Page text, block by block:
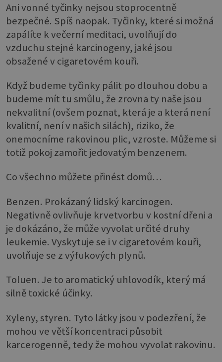
Ani vonné tyčinky nejsou stoprocentně
bezpečné. Spíš naopak. Tyčinky, které si možná
zapálíte k večerní meditaci, uvolňují do
vzduchu stejné karcinogeny, jaké jsou
obsažené v cigaretovém kouři.
Když budeme tyčinky pálit po dlouhou dobu a
budeme mít tu smůlu, že zrovna ty naše jsou
nekvalitní (ovšem poznat, která je a která není
kvalitní, není v našich silách), riziko, že
onemocníme rakovinou plic, vzroste. Můžeme si
totiž pokoj zamořit jedovatým benzenem.
Co všechno můžete přinést domů…
Benzen. Prokázaný lidský karcinogen.
Negativně ovlivňuje krvetvorbu v kostní dřeni a
je dokázáno, že může vyvolat určité druhy
leukemie. Vyskytuje se i v cigaretovém kouři,
uvolňuje se z výfukových plynů.
Toluen. Je to aromatický uhlovodík, který má
silně toxické účinky.
Xyleny, styren. Tyto látky jsou v podezření, že
mohou ve větší koncentraci působit
karcerogenně, tedy že mohou vyvolat rakovinu.